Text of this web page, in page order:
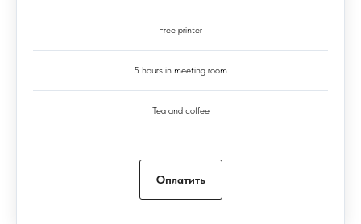
Free printer
5 hours in meeting room
Tea and coffee
Оплатить